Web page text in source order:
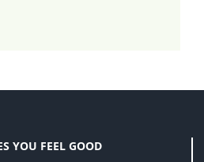
YOU FEEL GOOD